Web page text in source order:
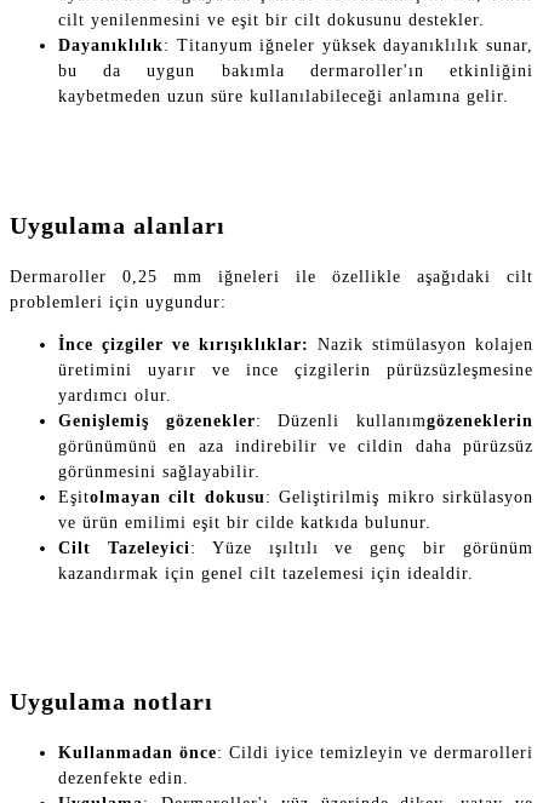
cilt yenilenmesini ve eşit bir cilt dokusunu destekler.
Dayanıklılık: Titanyum iğneler yüksek dayanıklılık sunar,
bu da uygun bakımla dermaroller'ın etkinliğini
kaybetmeden uzun süre kullanılabileceği anlamına gelir.
Uygulama alanları
Dermaroller 0,25 mm iğneleri ile özellikle aşağıdaki cilt
problemleri için uygundur:
İnce çizgiler ve kırışıklıklar: Nazik stimülasyon kolajen
üretimini uyarır ve ince çizgilerin pürüzsüzleşmesine
yardımcı olur.
Genişlemiş gözenekler: Düzenli kullanımgözeneklerin
görünümünü en aza indirebilir ve cildin daha pürüzsüz
görünmesini sağlayabilir.
Eşitolmayan cilt dokusu : Geliştirilmiş mikro sirkülasyon
ve ürün emilimi eşit bir cilde katkıda bulunur.
Cilt Tazeleyici : Yüze ışıltılı ve genç bir görünüm
kazandırmak için genel cilt tazelemesi için idealdir.
Uygulama notları
Kullanmadan önce: Cildi iyice temizleyin ve dermarolleri
dezenfekte edin.